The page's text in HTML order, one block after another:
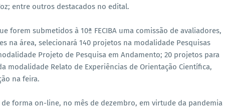
entre outros destacados no edital.
forem submetidos à 10ª FECIBA uma comissão de avaliadores,
na área, selecionará 140 projetos na modalidade Pesquisas
Projeto de Pesquisa em Andamento; 20 projetos para
modalidade Relato de Experiências de Orientação Científica,
na feira.
de forma on-line, no mês de dezembro, em virtude da pandemia